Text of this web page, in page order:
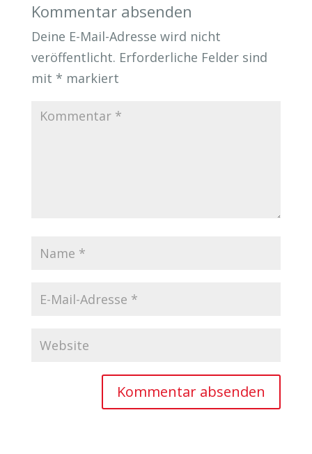
Kommentar absenden
Deine E-Mail-Adresse wird nicht
veröffentlicht. Erforderliche Felder sind
mit * markiert